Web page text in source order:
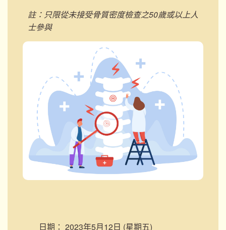
註：只限從未接受骨質密度檢查之50歲或以上人
士參與
日期： 2023年5月12日 (星期五)